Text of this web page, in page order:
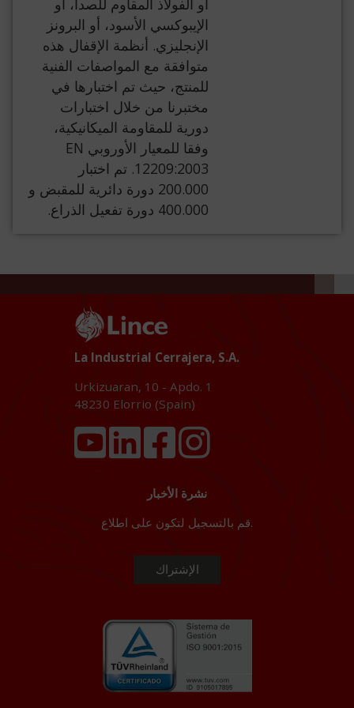
أو الفولاذ المقاوم للصدأ، أو
الإيبوكسي الأسود، أو البرونز
الإنجليزي. أنظمة الإقفال هذه
متوافقة مع المواصفات الفنية
للمنتج، حيث تم اختبارها في
مختبرنا من خلال اختبارات
دورية للمقاومة الميكانيكية،
وفقا للمعيار الأوروبي EN
12209:2003. تم اختبار
200.000 دورة دائرية للمقبض و
400.000 دورة تفعيل الذراع.
La Industrial Cerrajera, S.A.
Urkizuaran, 10 - Apdo. 1
48230 Elorrio (Spain)
نشرة الأخبار
قم بالتسجيل لتكون على اطلاع.